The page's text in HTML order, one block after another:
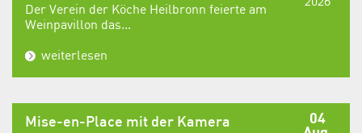
Der Verein der Köche Heilbronn feierte am
Weinpavillon das...
weiterlesen
04
Mise-en-Place mit der Kamera